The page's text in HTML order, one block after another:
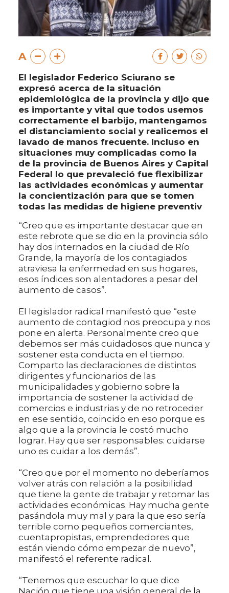
A
El legislador Federico Sciurano se
expresó acerca de la situación
epidemiológica de la provincia y dijo que
es importante y vital que todos usemos
correctamente el barbijo, mantengamos
el distanciamiento social y realicemos el
lavado de manos frecuente. Incluso en
situaciones muy complicadas como la
de la provincia de Buenos Aires y Capital
Federal lo que prevaleció fue flexibilizar
las actividades económicas y aumentar
la concientización para que se tomen
todas las medidas de higiene preventiv
“Creo que es importante destacar que en
este rebrote que se dio en la provincia sólo
hay dos internados en la ciudad de Río
Grande, la mayoría de los contagiados
atraviesa la enfermedad en sus hogares,
esos índices son alentadores a pesar del
aumento de casos”.
El legislador radical manifestó que “este
aumento de contagiod nos preocupa y nos
pone en alerta. Personalmente creo que
debemos ser más cuidadosos que nunca y
sostener esta conducta en el tiempo.
Comparto las declaraciones de distintos
dirigentes y funcionarios de las
municipalidades y gobierno sobre la
importancia de sostener la actividad de
comercios e industrias y de no retroceder
en ese sentido, coincido en eso porque es
algo que a la provincia le costó mucho
lograr. Hay que ser responsables: cuidarse
uno es cuidar a los demás”.
“Creo que por el momento no deberíamos
volver atrás con relación a la posibilidad
que tiene la gente de trabajar y retomar las
actividades económicas. Hay mucha gente
pasándola muy mal y para la que eso sería
terrible como pequeños comerciantes,
cuentapropistas, emprendedores que
están viendo cómo empezar de nuevo”,
manifestó el referente radical.
“Tenemos que escuchar lo que dice